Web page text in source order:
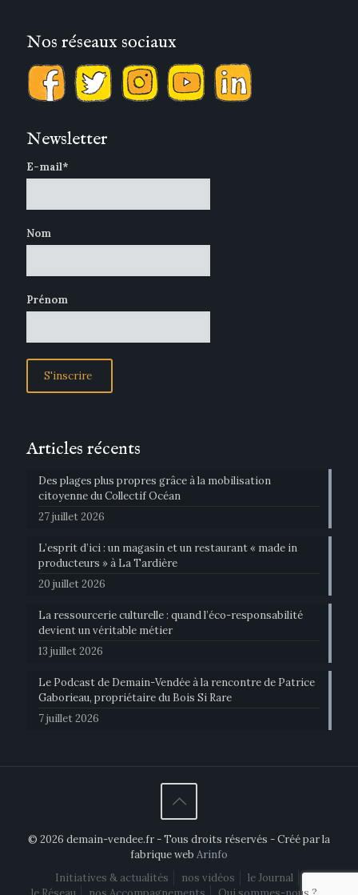
Nos réseaux sociaux
Newsletter
E-mail*
Nom
Prénom
Articles récents
Des plages plus propres grâce à la mobilisation
citoyenne du Collectif Océan
27 juillet 2026
L’esprit d’ici : un magasin et un restaurant « made in
producteurs » à La Tardière
20 juillet 2026
La ressourcerie culturelle : quand l’éco-responsabilité
devient un véritable métier
13 juillet 2026
Le Podcast de Demain-Vendée à la rencontre de Patrice
Gaborieau, propriétaire du Bois Si Rare
7 juillet 2026
© 2026 demain-vendee.fr - Tous droits réservés - Créé par la
fabrique web Arinfo
Initiatives & actualités
nos vidéos
le Journal